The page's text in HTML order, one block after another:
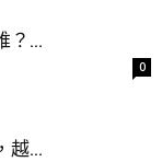
？...
0
越...